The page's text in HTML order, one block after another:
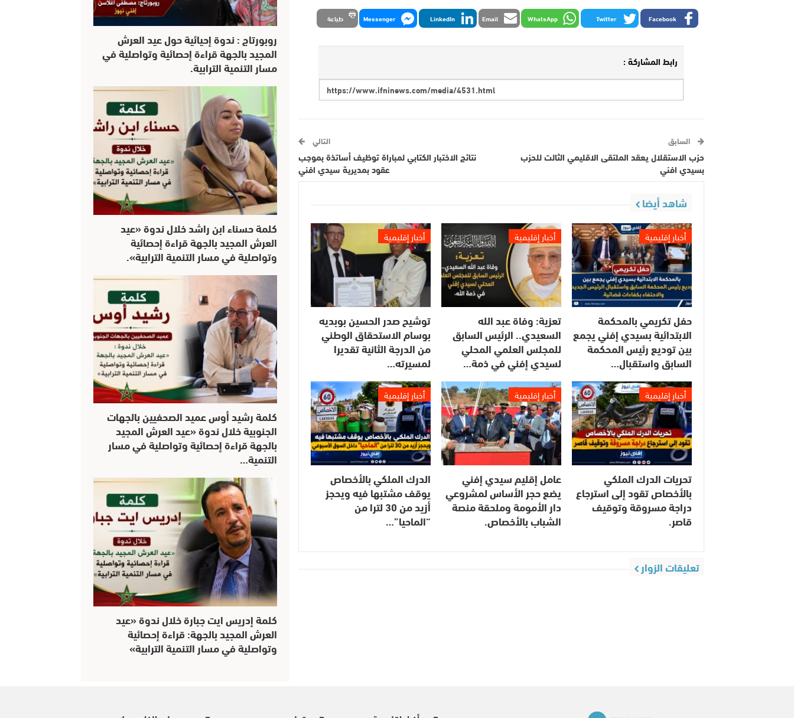
Facebook
Twitter
WhatsApp
Email
LinkedIn
Messenger طباعة
رابط المشاركة :
السابق
حزب الاستقلال يعقد الملتقى الاقليمي الثالت للحزب
بسيدي افني
التالي
نتائج الاختبار الكتابي لمباراة توظيف أساتذة بموجب
عقود بمديرية سيدي افني
شاهد أيضا
أخبار إقليمية
حفل تكريمي بالمحكمة
الابتدائية بسيدي إفني يجمع
بين توديع رئيس المحكمة
السابق واستقبال…
أخبار إقليمية
تعزية: وفاة عبد الله
السعيدي.. الرئيس السابق
للمجلس العلمي المحلي
لسيدي إفني في ذمة…
أخبار إقليمية
توشيح صدر الحسين بوبديه
بوسام الاستحقاق الوطني
من الدرجة الثانية تقديرا
لمسيرته…
أخبار إقليمية
تحريات الدرك الملكي
بالأخصاص تقود إلى استرجاع
دراجة مسروقة وتوقيف
قاصر.
أخبار إقليمية
عامل إقليم سيدي إفني
يضع حجر الأساس لمشروعي
دار الأمومة وملحقة منصة
الشباب بالأخصاص.
أخبار إقليمية
الدرك الملكي بالأخصاص
يوقف مشتبها فيه ويحجز
أزيد من 30 لترا من
“الماحيا”…
تعليقات الزوار
روبورتاج : ندوة إحيائية حول عيد العرش
المجيد بالجهة قراءة إحصائية وتواصلية في
مسار التنمية الترابية.
كلمة حسناء ابن راشد خلال ندوة «عيد
العرش المجيد بالجهة قراءة إحصائية
وتواصلية في مسار التنمية الترابية».
كلمة رشيد أوس عميد الصحفيين بالجهات
الجنوبية خلال ندوة «عيد العرش المجيد
بالجهة قراءة إحصائية وتواصلية في مسار
التنمية…
كلمة إدريس ايت جبارة خلال ندوة «عيد
العرش المجيد بالجهة: قراءة إحصائية
وتواصلية في مسار التنمية الترابية»